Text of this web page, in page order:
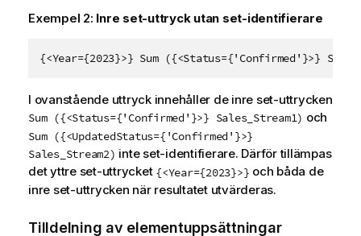
Exempel 2: Inre set-uttryck utan set-identifierare
{<Year={2023}>} Sum ({<Status={'Confirmed'}>}
I ovanstående uttryck innehåller de inre set-uttrycken
Sum ({<Status={'Confirmed'}>} Sales_Stream1) och
Sum ({<UpdatedStatus={'Confirmed'}>}
Sales_Stream2) inte set-identifierare. Därför tillämpas
det yttre set-uttrycket {<Year={2023}>} och båda de
inre set-uttrycken när resultatet utvärderas.
Tilldelning av elementuppsättningar